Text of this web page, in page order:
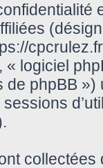
« logiciel
de phpBB